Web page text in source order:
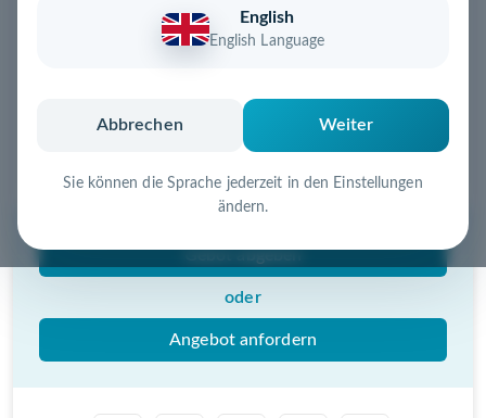
English
English Language
Abbrechen Weiter
Sie können die Sprache jederzeit in den Einstellungen
ändern.
Diese Domain könnte schon bald Ihnen gehören!
Schnell, sicher und unkompliziert zur eigenen
Gebot abgeben
oder
Angebot anfordern